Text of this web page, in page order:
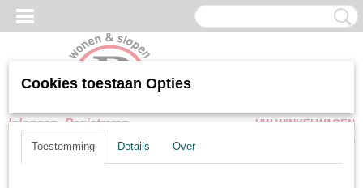
Inloggen Registreren
UW WINKELWAGEN
(0)
Cookies toestaan Opties
Toestemming Details Over